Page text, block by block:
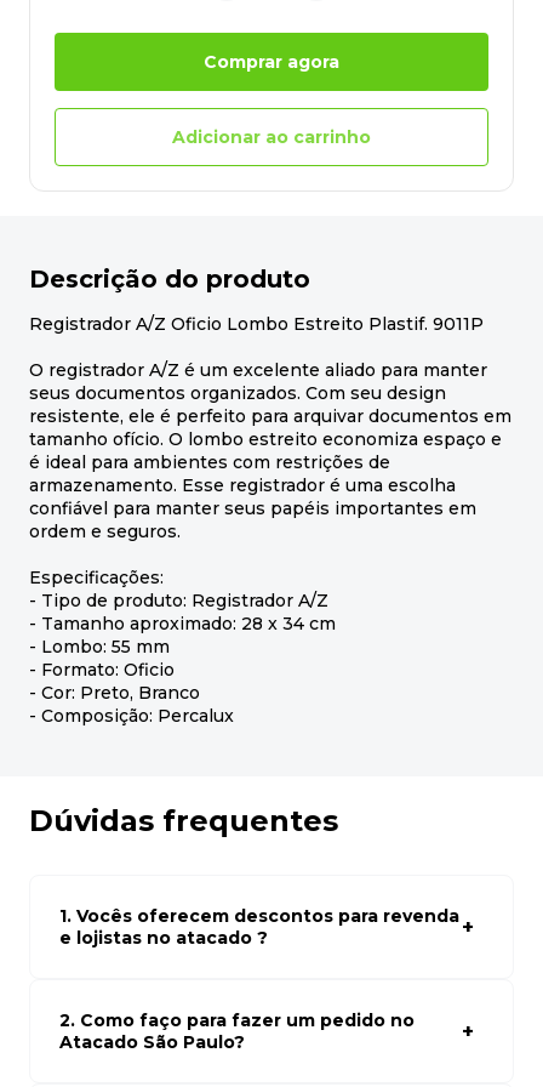
Comprar agora
Adicionar ao carrinho
Descrição do produto
Registrador A/Z Oficio Lombo Estreito Plastif. 9011P
O registrador A/Z é um excelente aliado para manter
seus documentos organizados. Com seu design
resistente, ele é perfeito para arquivar documentos em
tamanho ofício. O lombo estreito economiza espaço e
é ideal para ambientes com restrições de
armazenamento. Esse registrador é uma escolha
confiável para manter seus papéis importantes em
ordem e seguros.
Especificações:
- Tipo de produto: Registrador A/Z
- Tamanho aproximado: 28 x 34 cm
- Lombo: 55 mm
- Formato: Oficio
- Cor: Preto, Branco
- Composição: Percalux
Dúvidas frequentes
1. Vocês oferecem descontos para revenda
e lojistas no atacado ?
atacado empresas e compre com os melhores preços
para seu modelo de negócio
2. Como faço para fazer um pedido no
Atacado São Paulo?